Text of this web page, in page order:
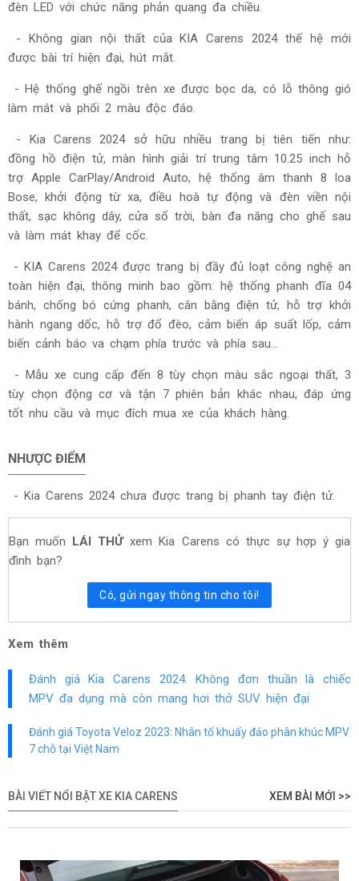
đèn LED với chức năng phản quang đa chiều.
- Không gian nội thất của KIA Carens 2024 thế hệ mới
được bài trí hiện đại, hút mắt.
- Hệ thống ghế ngồi trên xe được bọc da, có lỗ thông gió
làm mát và phối 2 màu độc đáo.
- Kia Carens 2024 sở hữu nhiều trang bị tiên tiến như:
đồng hồ điện tử, màn hình giải trí trung tâm 10.25 inch hỗ
trợ Apple CarPlay/Android Auto, hệ thống âm thanh 8 loa
Bose, khởi động từ xa, điều hoà tự động và đèn viền nội
thất, sạc không dây, cửa sổ trời, bàn đa năng cho ghế sau
và làm mát khay để cốc.
- KIA Carens 2024 được trang bị đầy đủ loạt công nghệ an
toàn hiện đại, thông minh bao gồm: hệ thống phanh đĩa 04
bánh, chống bó cứng phanh, cân bằng điện tử, hỗ trợ khởi
hành ngang dốc, hỗ trợ đổ đèo, cảm biến áp suất lốp, cảm
biến cảnh báo va chạm phía trước và phía sau...
- Mẫu xe cung cấp đến 8 tùy chọn màu sắc ngoại thất, 3
tùy chọn động cơ và tận 7 phiên bản khác nhau, đáp ứng
tốt nhu cầu và mục đích mua xe của khách hàng.
NHƯỢC ĐIỂM
- Kia Carens 2024 chưa được trang bị phanh tay điện tử.
Bạn muốn LÁI THỬxem Kia Carens có thực sự hợp ý gia
đình bạn?
Có, gửi ngay thông tin cho tôi!
Xem thêm
Đánh giá Kia Carens 2024: Không đơn thuần là chiếc
MPV đa dụng mà còn mang hơi thở SUV hiện đại
Đánh giá Toyota Veloz 2023: Nhân tố khuấy đảo phân khúc MPV
7 chỗ tại Việt Nam
BÀI VIẾT NỔI BẬT XE KIA CARENS XEM BÀI MỚI >>